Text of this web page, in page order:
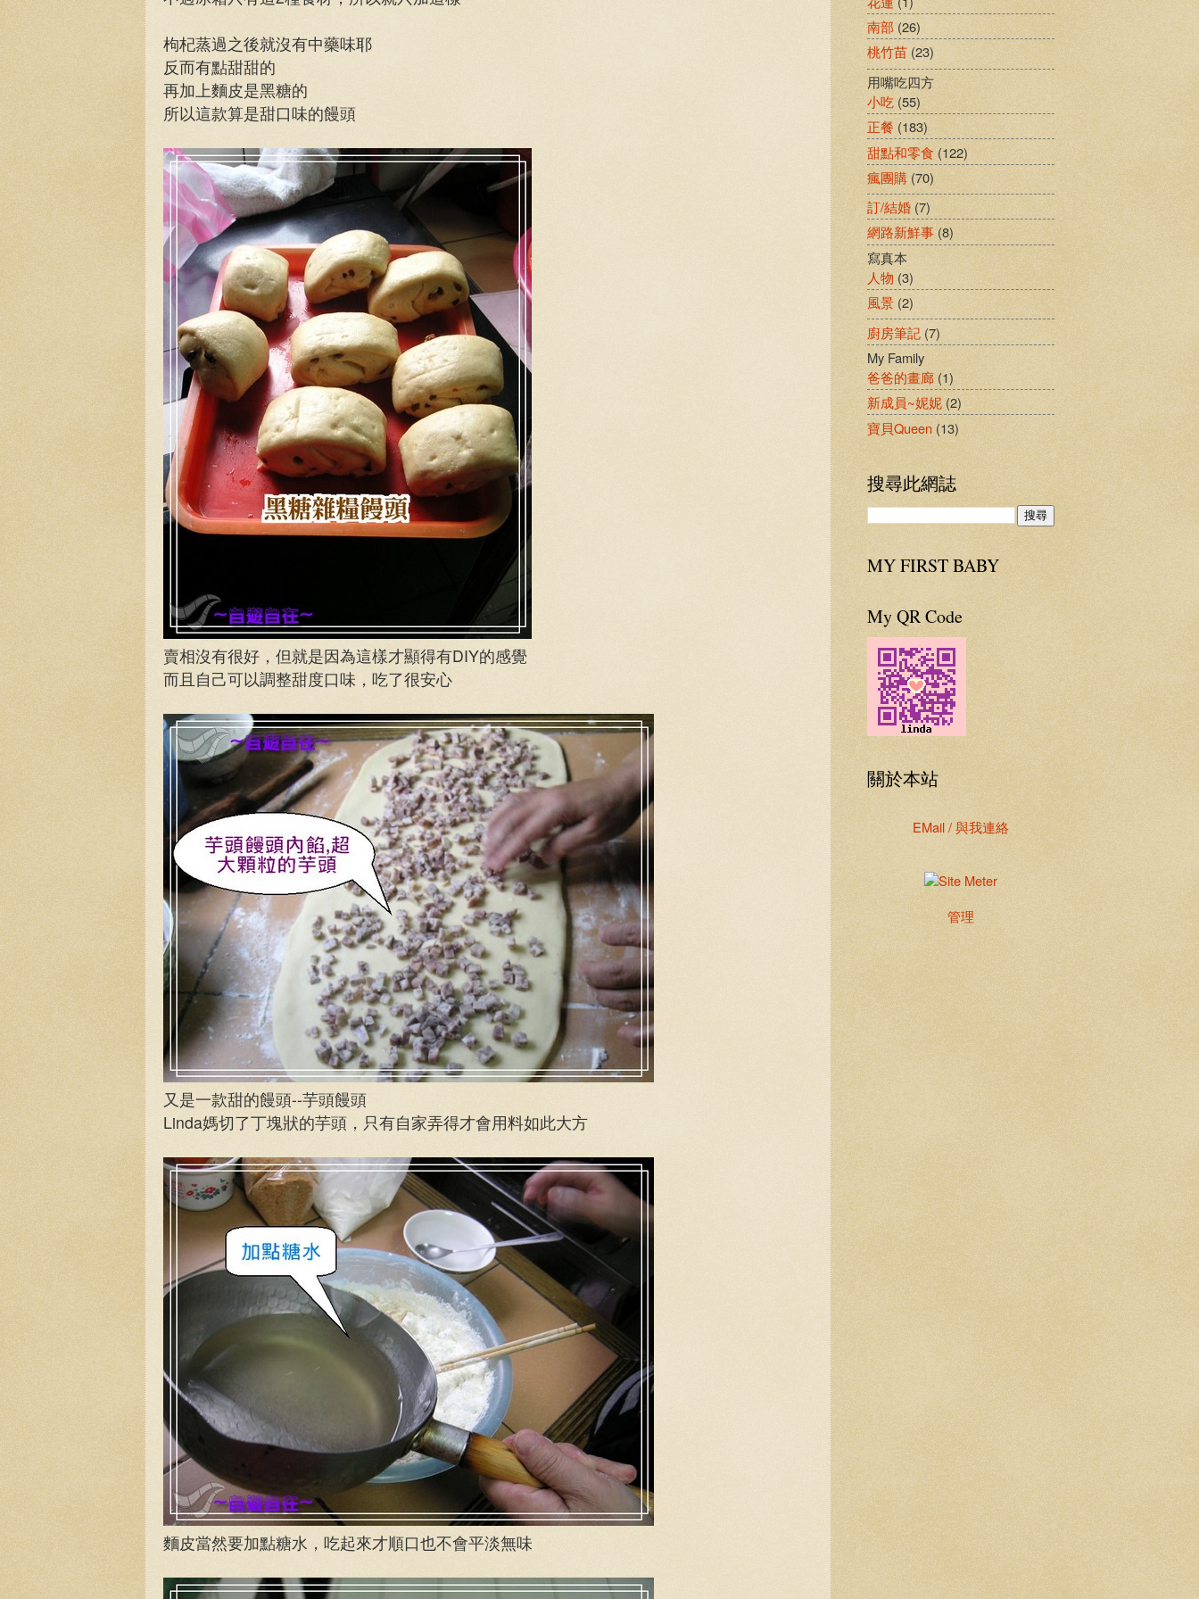
枸杞蒸過之後就沒有中藥味耶
反而有點甜甜的
再加上麵皮是黑糖的
所以這款算是甜口味的饅頭
賣相沒有很好，但就是因為這樣才顯得有DIY的感覺
而且自己可以調整甜度口味，吃了很安心
又是一款甜的饅頭--芋頭饅頭
Linda媽切了丁塊狀的芋頭，只有自家弄得才會用料如此大方
麵皮當然要加點糖水，吃起來才順口也不會平淡無味
南部 (26)
桃竹苗 (23)
用嘴吃四方
小吃 (55)
正餐 (183)
甜點和零食 (122)
瘋團購 (70)
訂/結婚 (7)
網路新鮮事 (8)
寫真本
人物 (3)
風景 (2)
廚房筆記 (7)
My Family
爸爸的畫廊 (1)
新成員~妮妮 (2)
寶貝Queen (13)
搜尋此網誌
MY FIRST BABY
My QR Code
關於本站
EMail / 與我連絡
管理